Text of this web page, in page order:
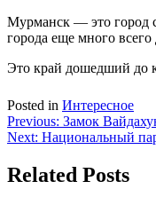
Мурманск — это город
города еще много всего
Это край дошедший до
Posted in Интересное
Навигация
по
записям
Previous: Замок
Next: Национальный
Related Posts